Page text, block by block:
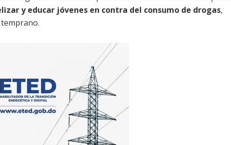
y educar jóvenes en contra del consumo de drogas,